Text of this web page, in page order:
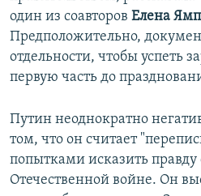
один из соавторов Елена
Предположительно,
отдельности, чтобы успеть
первую часть до
Путин неоднократно
том, что он считает
попытками исказить правду
Отечественной войне. Он